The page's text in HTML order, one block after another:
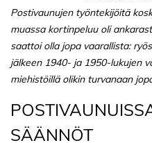
Postivaunujen työntekijöitä
muassa kortinpeluu oli
saattoi olla jopa vaarallista:
jälkeen 1940- ja 1950-lukujen
miehistöillä olikin turvanaan
SÄÄNNÖT